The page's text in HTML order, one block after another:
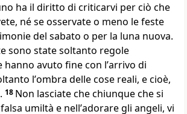
ha il diritto di criticarvi per ciò che
né se osservate o meno le feste
del sabato o per la luna nuova.
sono state soltanto regole
hanno avuto fine con lʼarrivo di
lʼombra delle cose reali, e cioè,
18 Non lasciate che chiunque che si
umiltà e nellʼadorare gli angeli, vi